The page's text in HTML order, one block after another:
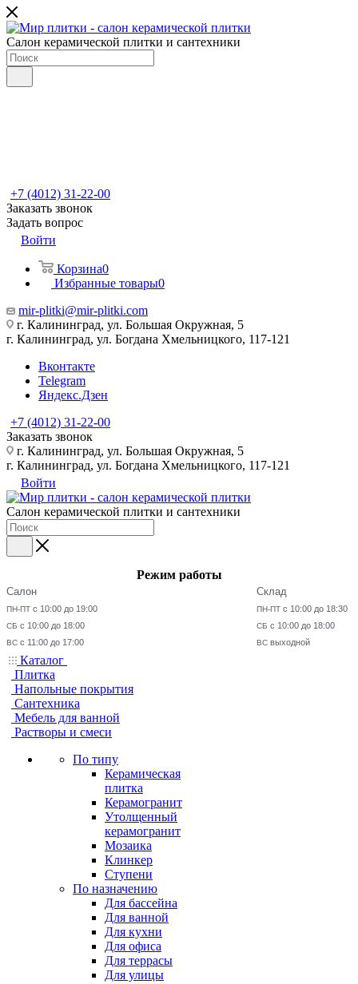
Салон керамической плитки и сантехники
+7 (4012) 31-22-00
Заказать звонок
Задать вопрос
Войти
Корзина0
Избранные товары0
mir-plitki@mir-plitki.com
г. Калининград, ул. Большая Окружная, 5
г. Калининград, ул. Богдана Хмельницкого, 117-121
Вконтакте
Telegram
Яндекс.Дзен
+7 (4012) 31-22-00
Заказать звонок
г. Калининград, ул. Большая Окружная, 5
г. Калининград, ул. Богдана Хмельницкого, 117-121
Войти
Салон керамической плитки и сантехники
Режим работы
Салон
ПН-ПТ с 10:00 до 19:00
СБ с 10:00 до 18:00
ВС с 11:00 до 17:00
Склад
ПН-ПТ с 10:00 до 18:30
СБ с 10:00 до 18:00
ВС выходной
Каталог
Плитка
Напольные покрытия
Сантехника
Мебель для ванной
Растворы и смеси
По типу
Керамическая
плитка
Керамогранит
Утолщенный
керамогранит
Мозаика
Клинкер
Ступени
По назначению
Для бассейна
Для ванной
Для кухни
Для офиса
Для террасы
Для улицы